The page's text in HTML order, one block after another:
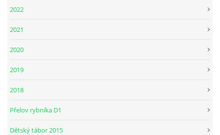
2022
2021
2020
2019
2018
Přelov rybníka D1
Dětský tábor 2015